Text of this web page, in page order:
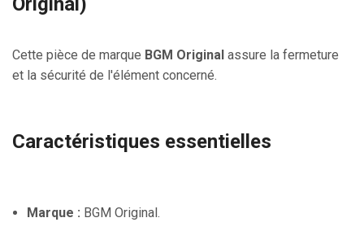
Cette pièce de marque BGM Original assure la fermeture
et la sécurité de l'élément concerné.
Caractéristiques essentielles
Marque : BGM Original.